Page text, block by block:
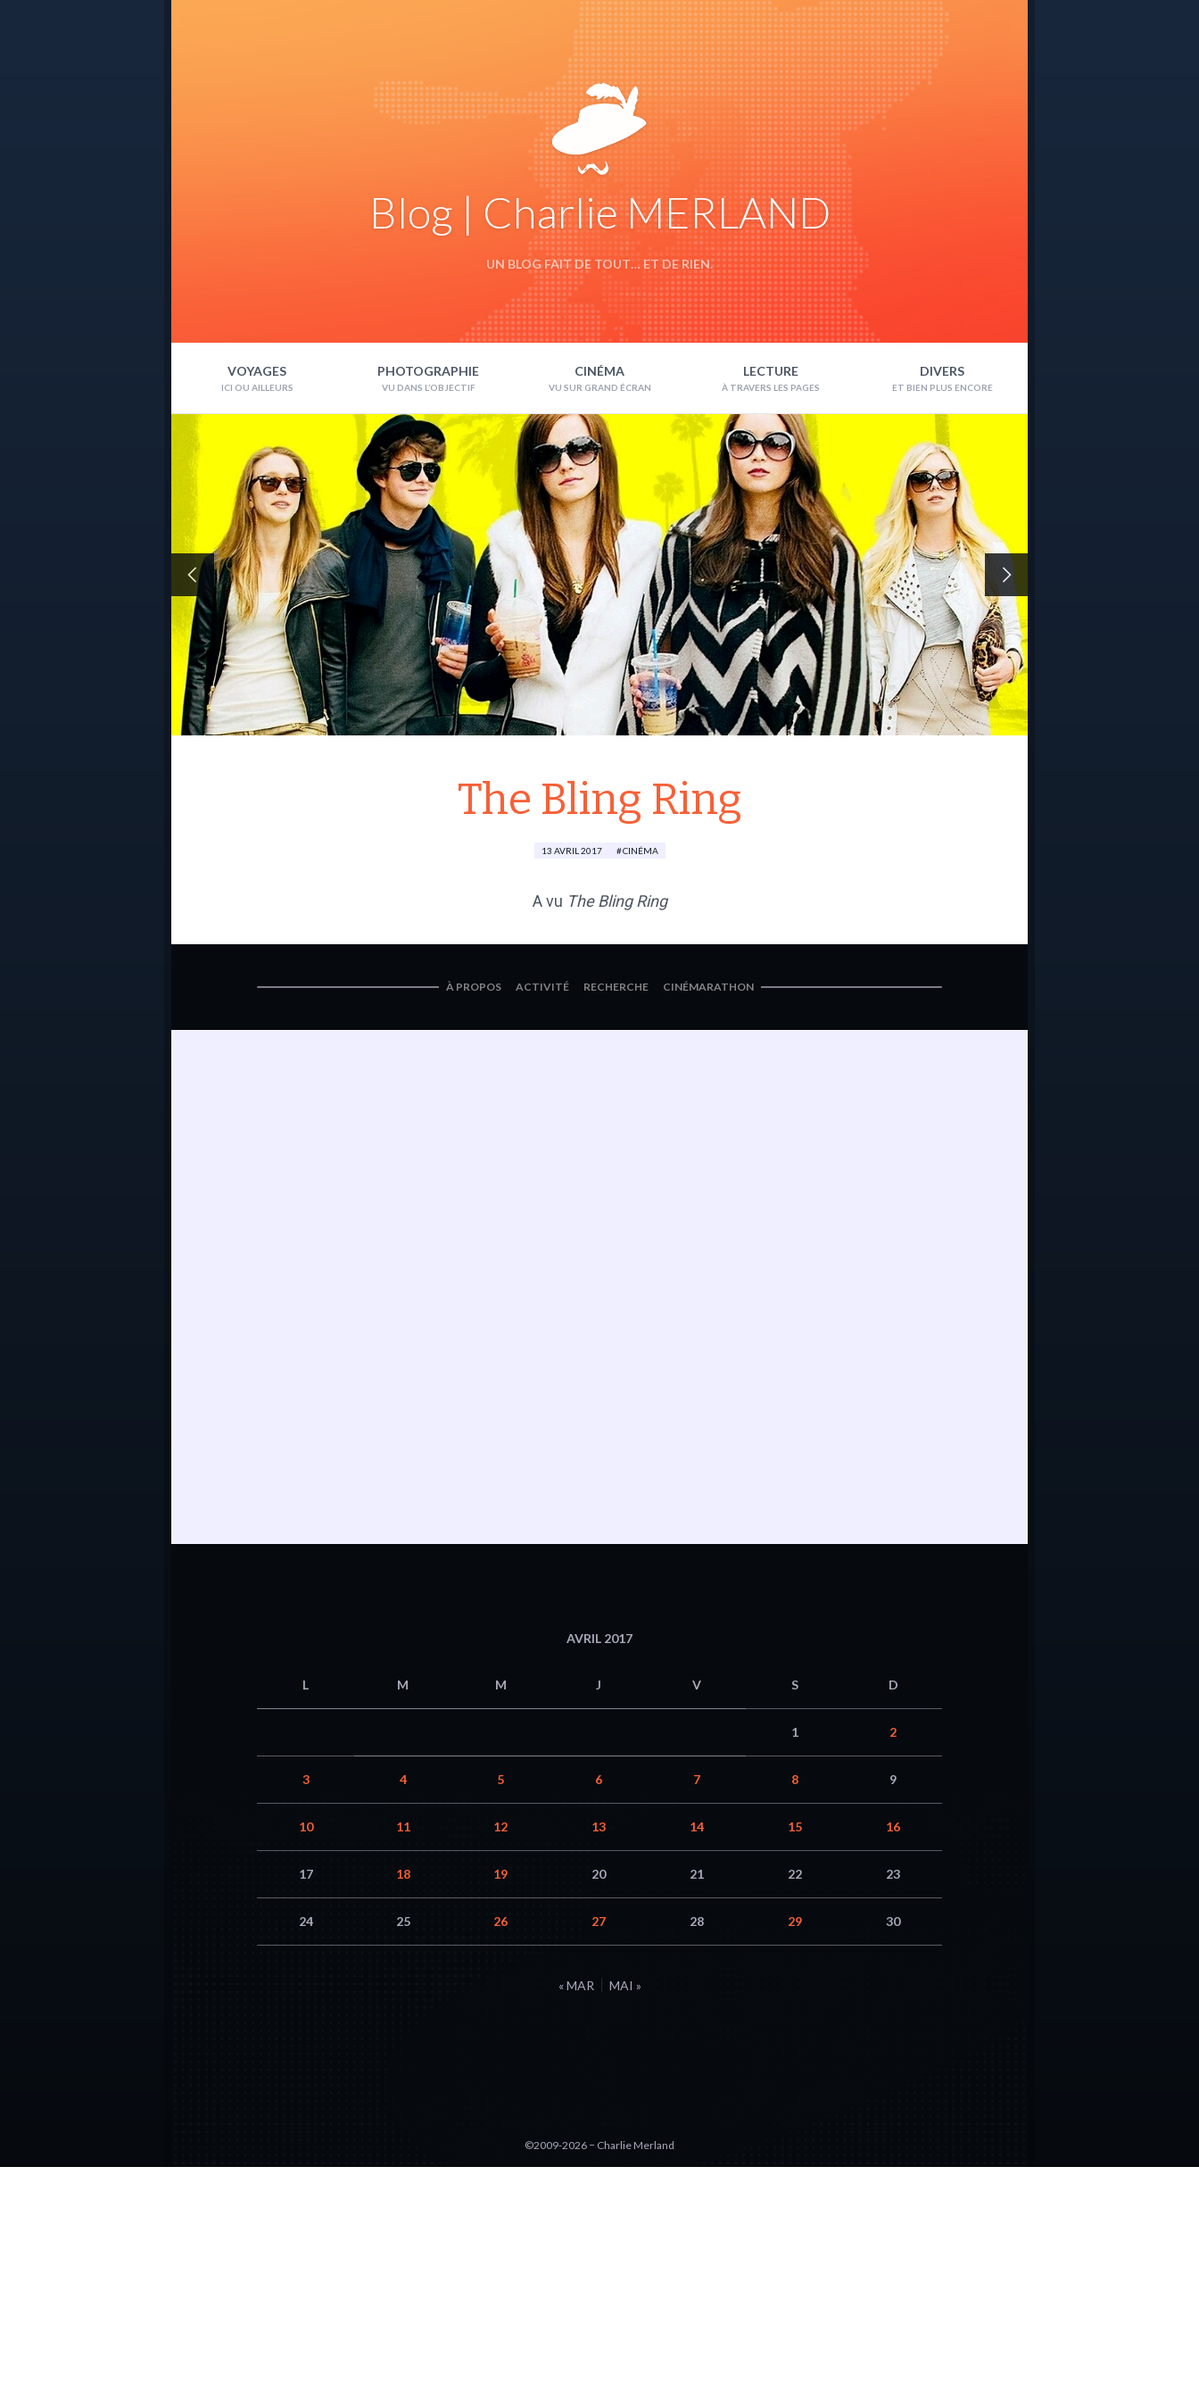
Blog | Charlie MERLAND
UN BLOG FAIT DE TOUT… ET DE RIEN.
VOYAGES PHOTOGRAPHIE CINÉMA LECTURE DIVERS
The Bling Ring
13 AVRIL 2017 CINÉMA
A vu The Bling Ring
À PROPOS ACTIVITÉ RECHERCHE CINÉMARATHON
AVRIL 2017
L M M J V S D
1 2
3 4 5 6 7 8 9
10 11 12 13 14 15 16
17 18 19 20 21 22 23
24 25 26 27 28 29 30
« MAR MAI »
©2009-2026 − Charlie Merland